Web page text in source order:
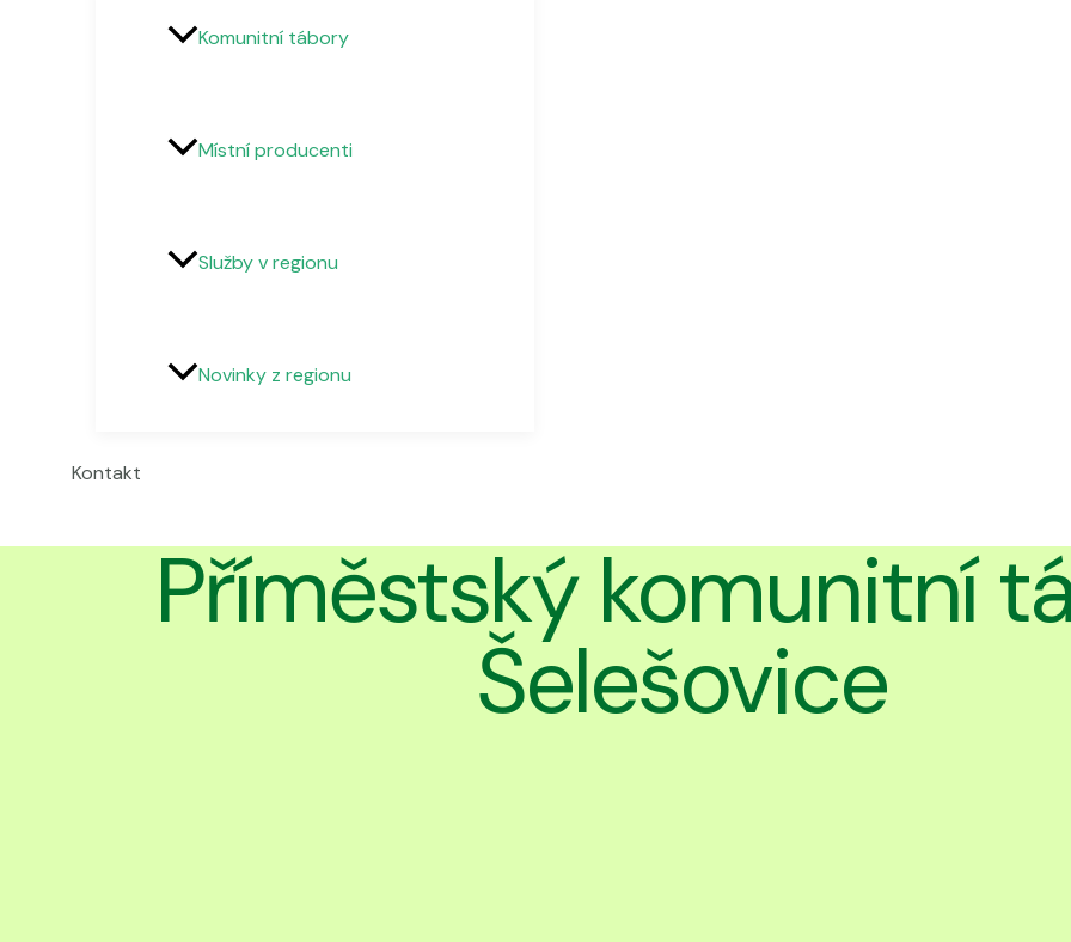
Komunitní tábory
Místní producenti
Služby v regionu
Novinky z regionu
Kontakt
Příměstský komunitní
Šelešovice